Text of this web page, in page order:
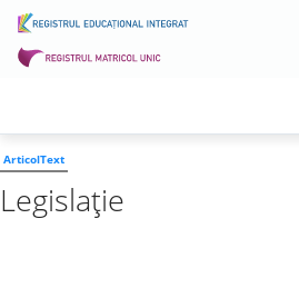
ArticolText
Legislaţie